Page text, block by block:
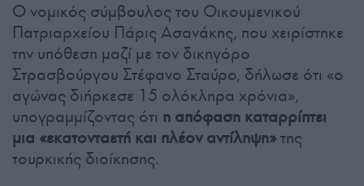
Ο νομικός σύμβουλος του Οικουμενικού
Πατριαρχείου Πάρις Ασανάκης, που χειρίστηκε
την υπόθεση μαζί με τον δικηγόρο
Στρασβούργου Στέφανο Σταύρο, δήλωσε ότι «ο
αγώνας διήρκεσε 15 ολόκληρα χρόνια»,
υπογραμμίζοντας ότι η απόφαση καταρρίπτει
μια «εκατονταετή και πλέον αντίληψη»της
τουρκικής διοίκησης.